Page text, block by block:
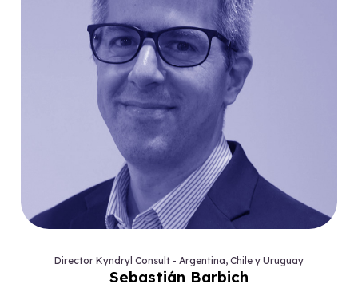
Director Kyndryl Consult - Argentina, Chile y Uruguay
Sebastián Barbich